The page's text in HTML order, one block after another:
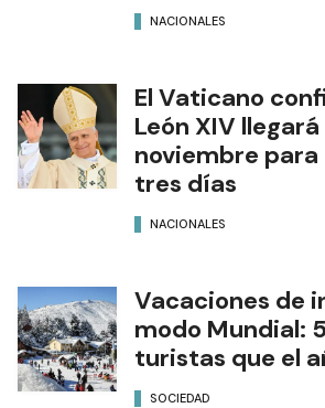
NACIONALES
El Vaticano
León XIV
noviembre para
tres días
NACIONALES
Vacaciones de
modo Mundial:
turistas que el
SOCIEDAD